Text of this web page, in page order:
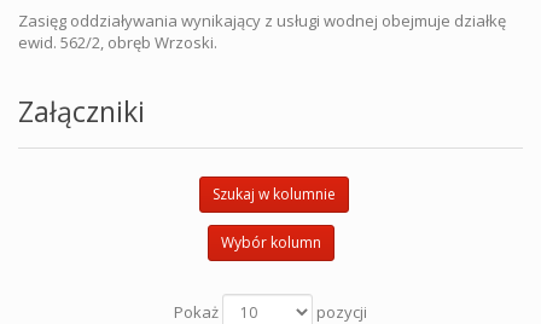
Zasięg oddziaływania wynikający z usługi wodnej obejmuje działkę
ewid. 562/2, obręb Wrzoski.
Załączniki
Szukaj w kolumnie
Wybór kolumn
Pokaż
pozycji